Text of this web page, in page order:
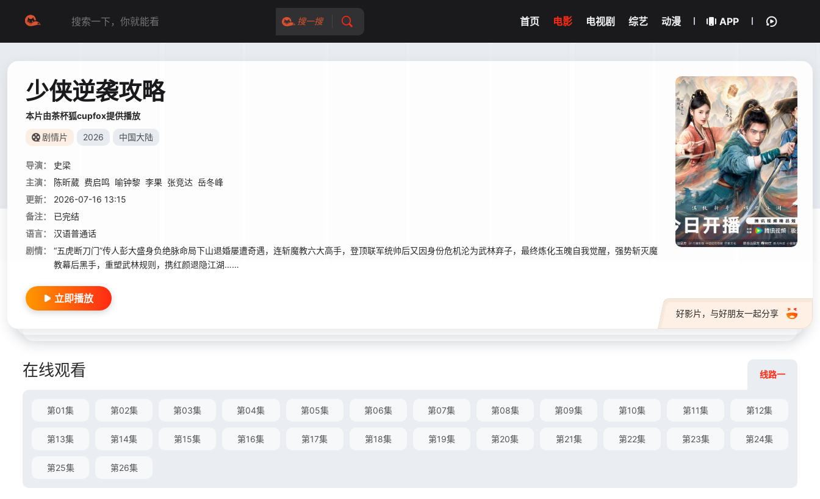
搜一搜 首页 电影 电视剧 综艺 动漫 APP
少侠逆袭攻略
本片由茶杯狐cupfox提供播放
剧情片 2026 中国大陆
导演：
史梁
主演：
陈昕葳 费启鸣 喻钟黎 李果 张竞达 岳冬峰
更新：
2026-07-16 13:15
备注：
已完结
语言：
汉语普通话
剧情：
“五虎断刀门”传人彭大盛身负绝脉命局下山退婚屡遭奇遇，连斩魔教六大高手，登顶联军统帅后又因身份危机沦为武林弃子，最终炼化玉魄自我觉醒，强势斩灭魔
教幕后黑手，重塑武林规则，携红颜退隐江湖……
好影片，与好朋友一起分享
立即播放
在线观看 线路一
第01集 第02集 第03集 第04集 第05集 第06集 第07集 第08集 第09集 第10集 第11集 第12集
第13集 第14集 第15集 第16集 第17集 第18集 第19集 第20集 第21集 第22集 第23集 第24集
第25集 第26集